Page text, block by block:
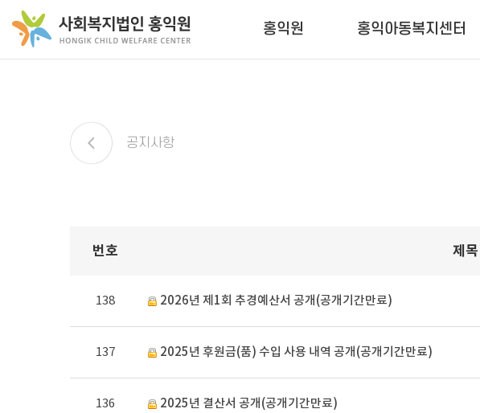
홍익원 홍익아동복지센터
공지사항
번호 제목
138 2026년 제1회 추경예산서 공개(공개기간만료)
137 2025년 후원금(품) 수입 사용 내역 공개(공개기간만료)
136 2025년 결산서 공개(공개기간만료)